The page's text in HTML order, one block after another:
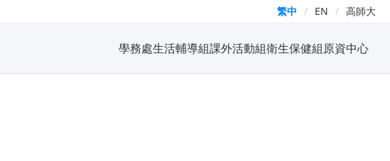
繁中 / EN / 高師大
學務處生活輔導組課外活動組衛生保健組原資中心